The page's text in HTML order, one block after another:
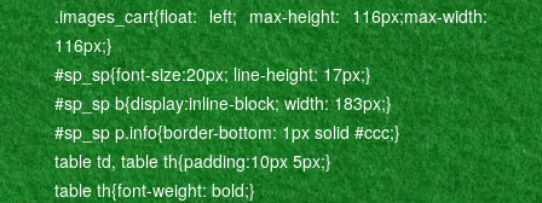
.images_cart{float: left; max-height: 116px;max-width:
116px;}
#sp_sp{font-size:20px; line-height: 17px;}
#sp_sp b{display:inline-block; width: 183px;}
#sp_sp p.info{border-bottom: 1px solid #ccc;}
table td, table th{padding:10px 5px;}
table th{font-weight: bold;}